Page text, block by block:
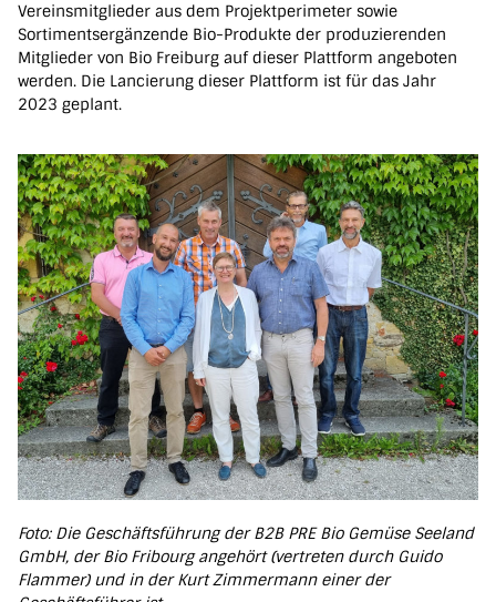
Vereinsmitglieder aus dem Projektperimeter sowie
Sortimentsergänzende Bio-Produkte der produzierenden
Mitglieder von Bio Freiburg auf dieser Plattform angeboten
werden. Die Lancierung dieser Plattform ist für das Jahr
2023 geplant.
Foto: Die Geschäftsführung der B2B PRE Bio Gemüse Seeland
GmbH, der Bio Fribourg angehört (vertreten durch Guido
Flammer) und in der Kurt Zimmermann einer der